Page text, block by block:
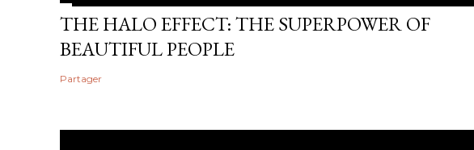
THE HALO EFFECT: THE SUPERPOWER OF
BEAUTIFUL PEOPLE
Partager